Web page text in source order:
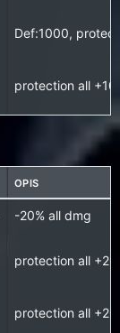
Def:1000,
protection all
OPIS
-20% all dmg
protection all
protection all